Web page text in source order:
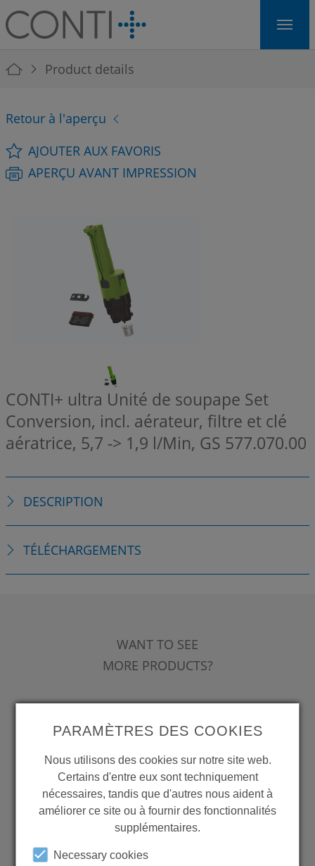
Skip to main navigation
Skip to main content
Skip to page footer
You are here:
Product details
Retour à l'aperçu
AJOUTER AUX FAVORIS
APERÇU AVANT IMPRESSION
CONTI+ ultra Unité de soupape Set
Conversion, incl. aérateur, filtre et clé
aératrice, 5,7 -> 1,9 l/Min, GS 577.070.00
DESCRIPTION
TÉLÉCHARGEMENTS
WANT TO SEE
MORE PRODUCTS?
Back to overview
LEARN MORE ABOUT
OUR REFERENCES
PARAMÈTRES DES COOKIES
Nous utilisons des cookies sur notre site web.
Certains d'entre eux sont techniquement
nécessaires, tandis que d'autres nous aident à
améliorer ce site ou à fournir des fonctionnalités
supplémentaires.
Necessary cookies